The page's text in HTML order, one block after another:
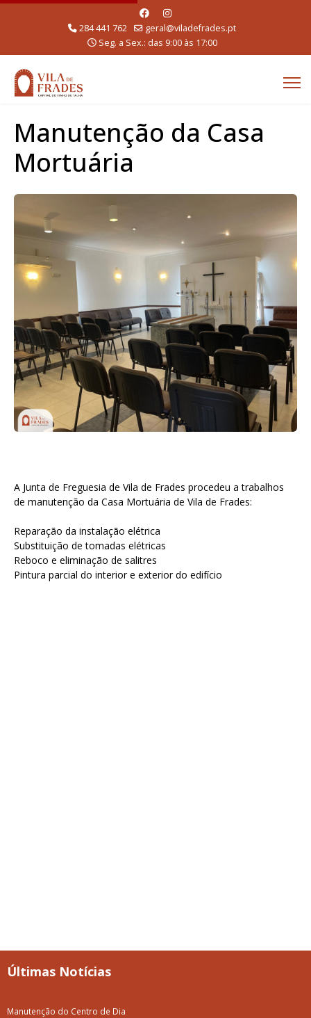
284 441 762
geral@viladefrades.pt
Seg. a Sex.: das 9:00 às 17:00
Manutenção da Casa
Mortuária
A Junta de Freguesia de Vila de Frades procedeu a trabalhos
de manutenção da Casa Mortuária de Vila de Frades:
Reparação da instalação elétrica
Substituição de tomadas elétricas
Reboco e eliminação de salitres
Pintura parcial do interior e exterior do edifício
Últimas Notícias
Manutenção do Centro de Dia